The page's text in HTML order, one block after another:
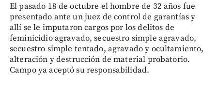
El pasado 18 de octubre el hombre de 32 años fue
presentado ante un juez de control de garantías y
allí se le imputaron cargos por los delitos de
feminicidio agravado, secuestro simple agravado,
secuestro simple tentado, agravado y ocultamiento,
alteración y destrucción de material probatorio.
Campo ya aceptó su responsabilidad.